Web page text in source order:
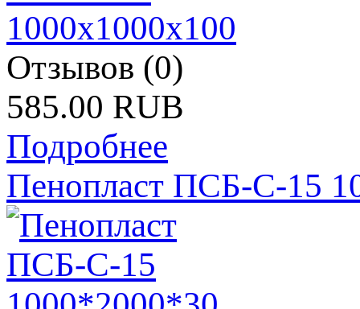
Отзывов (0)
585.00 RUB
Подробнее
Пенопласт ПСБ-С-15